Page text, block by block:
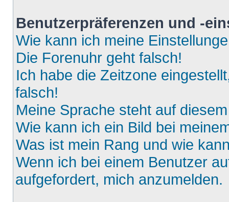
Benutzerpräferenzen und -
Wie kann ich meine
Die Forenuhr geht falsch!
Ich habe die Zeitzone
falsch!
Meine Sprache steht auf
Wie kann ich ein Bild bei
Was ist mein Rang und wie
Wenn ich bei einem Benutzer
aufgefordert, mich anzumelden.